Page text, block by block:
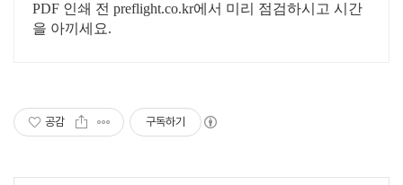
PDF 인쇄 전 preflight.co.kr에서 미리 점검하시고 시간
을 아끼세요.
공감 구독하기